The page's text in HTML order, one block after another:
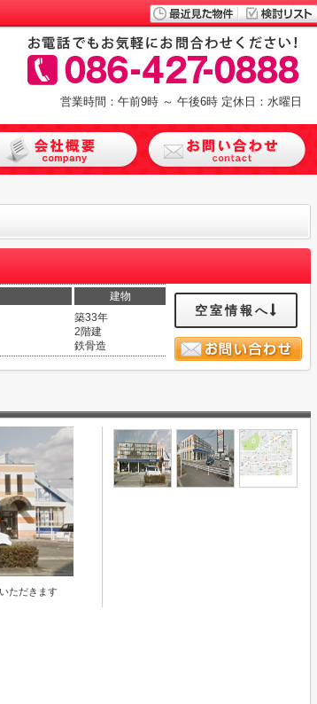
営業時間：午前9時 ～ 午後6時 定休日：水曜日
建物
築33年
2階建
鉄骨造
空室情報へ
ただきます